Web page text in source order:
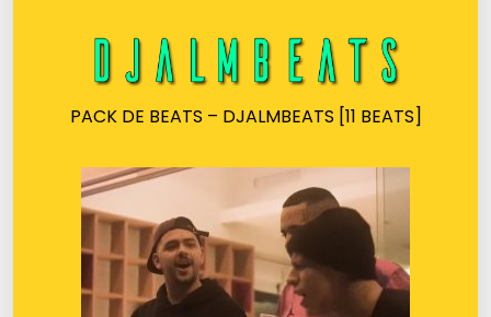
PACK DE BEATS – DJALMBEATS [11 BEATS]